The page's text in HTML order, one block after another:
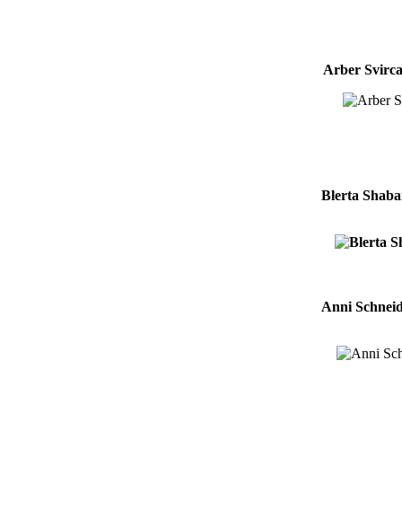
Arber
Blerta
Anni